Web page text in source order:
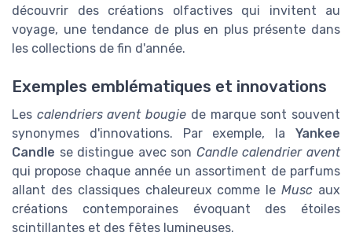
découvrir des créations olfactives qui invitent au
voyage, une tendance de plus en plus présente dans
les collections de fin d'année.
Exemples emblématiques et innovations
Les calendriers avent bougie de marque sont souvent
synonymes d'innovations. Par exemple, la Yankee
Candle se distingue avec son Candle calendrier avent
qui propose chaque année un assortiment de parfums
allant des classiques chaleureux comme leMusc aux
créations contemporaines évoquant des étoiles
scintillantes et des fêtes lumineuses.